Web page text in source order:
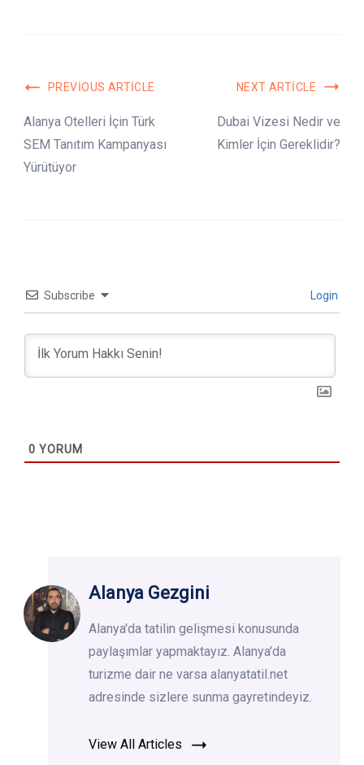
Post
Navigation
PREVIOUS ARTICLE
Alanya Otelleri İçin Türk
SEM Tanıtım Kampanyası
Yürütüyor
NEXT ARTICLE
Dubai Vizesi Nedir ve
Kimler İçin Gereklidir?
Subscribe Login
0 YORUM
Alanya Gezgini
Alanya'da tatilin gelişmesi konusunda
paylaşımlar yapmaktayız. Alanya'da
turizme dair ne varsa alanyatatil.net
adresinde sizlere sunma gayretindeyiz.
View All Articles